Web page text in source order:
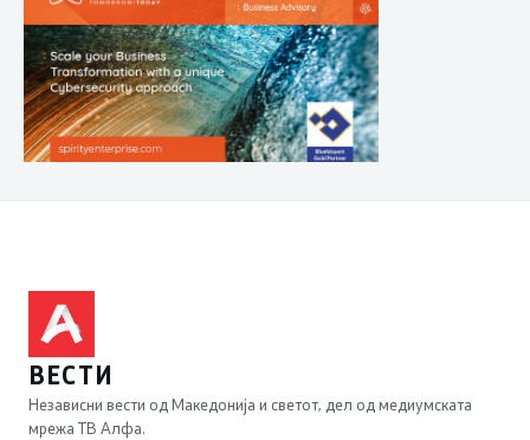
ВЕСТИ
Независни вести од Македонија и светот, дел од медиумската
мрежа ТВ Алфа.